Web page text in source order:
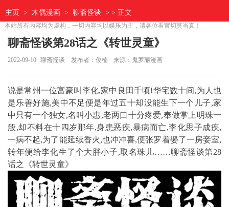
主页 > 木偶漫画 > 聊斋怪谈 > > 正文
本站所有内容均为虚构，一切内容均以娱乐为主，请各位看官切莫当真！
聊斋怪谈第28话之《转世灵童》
2022-09-10 聊斋怪谈 发布者：俊楠 来源：鬼罗丽漫画
说是常州一位富豪叫李化,家中良田千顷!华宅数十间,为人也
是乐善好施,美中不足便是年过五十却没能生下一个儿子,家
中只有一个独女,名叫小惠,老两口十分疼爱,奉做掌上明珠一
般,却不料在十四岁那年,身患恶疾,暴病而亡,李化思子成疾,
一病不起,为了能延续香火,也冲冲喜,便张罗着娶了一房妾室,
转年便给李化生了个大胖小子,取名珠儿……聊斋怪谈第28
话之《转世灵童》